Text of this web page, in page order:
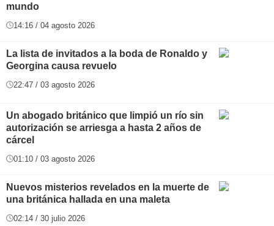
mundo
14:16 / 04 agosto 2026
La lista de invitados a la boda de Ronaldo y
Georgina causa revuelo
22:47 / 03 agosto 2026
Un abogado británico que limpió un río sin
autorización se arriesga a hasta 2 años de
cárcel
01:10 / 03 agosto 2026
Nuevos misterios revelados en la muerte de
una británica hallada en una maleta
02:14 / 30 julio 2026